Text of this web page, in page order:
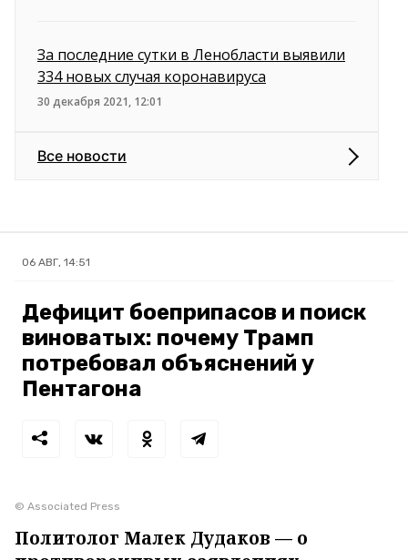
За последние сутки в Ленобласти выявили
334 новых случая коронавируса
30 декабря 2021, 12:01
Все новости
06 АВГ, 14:51
Дефицит боеприпасов и поиск
виноватых: почему Трамп
потребовал объяснений у
Пентагона
© Associated Press
Политолог Малек Дудаков — о